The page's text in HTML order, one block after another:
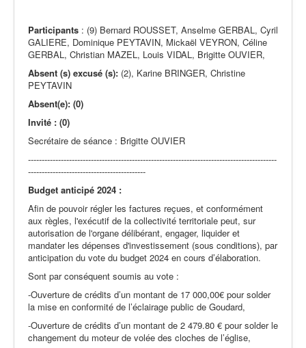
Participants : (9) Bernard ROUSSET, Anselme GERBAL, Cyril
GALIERE, Dominique PEYTAVIN, Mickaël VEYRON, Céline
GERBAL, Christian MAZEL, Louis VIDAL, Brigitte OUVIER,
Absent (s) excusé (s): (2), Karine BRINGER, Christine
PEYTAVIN
Absent(e): (0)
Invité : (0)
Secrétaire de séance : Brigitte OUVIER
-------------------------------------------------------------------------------------------
-------------------------------------------
Budget anticipé 2024 :
Afin de pouvoir régler les factures reçues, et conformément
aux règles, l'exécutif de la collectivité territoriale peut, sur
autorisation de l'organe délibérant, engager, liquider et
mandater les dépenses d'investissement (sous conditions), par
anticipation du vote du budget 2024 en cours d’élaboration.
Sont par conséquent soumis au vote :
-Ouverture de crédits d’un montant de 17 000,00€ pour solder
la mise en conformité de l’éclairage public de Goudard,
-Ouverture de crédits d’un montant de 2 479.80 € pour solder le
changement du moteur de volée des cloches de l’église,